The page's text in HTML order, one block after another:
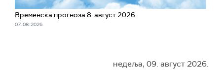
Временска прогноза 8. август 2026.
07. 08. 2026.
недеља, 09. август 2026.